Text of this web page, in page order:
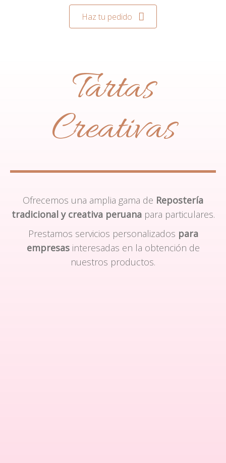
Haz tu pedido
Tartas
Creativas
Ofrecemos una amplia gama de Repostería
tradicional y creativa peruanapara particulares.
Prestamos servicios personalizados para
empresasinteresadas en la obtención de
nuestros productos.